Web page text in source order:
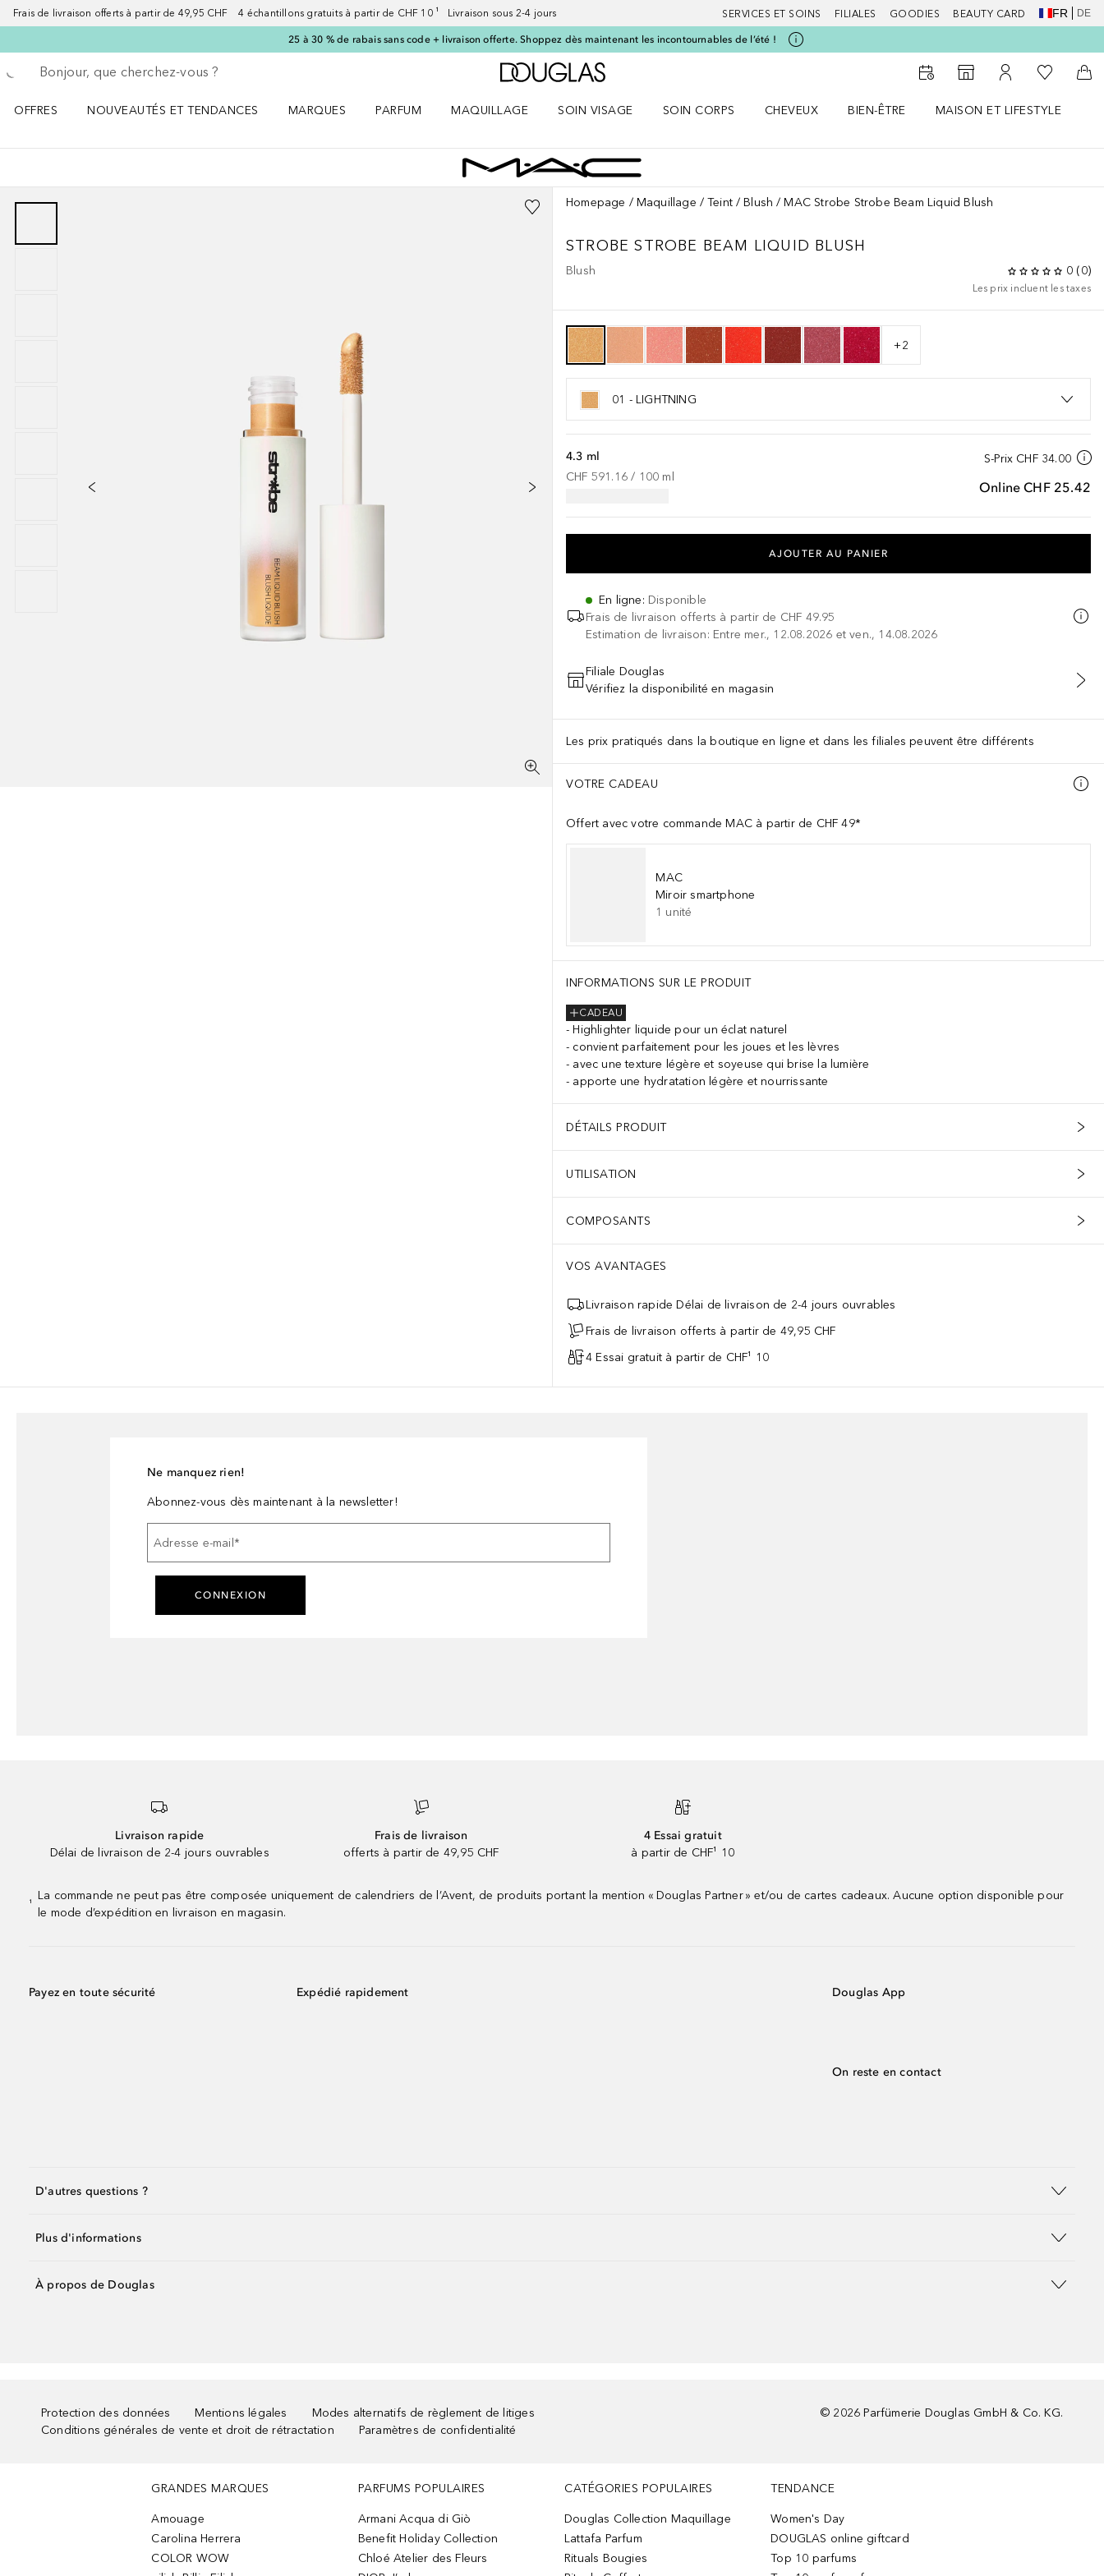
Frais de livraison offerts à partir de 49,95 CHF 4 échantillons gratuits à partir de CHF 10 ¹ Livraison sous 2-4 jours SERVICES ET SOINS FILIALES GOODIES BEAUTY CARD FR DE
25 à 30 % de rabais sans code + livraison offerte. Shoppez dès maintenant les incontournables de l’été !
Retourner
Exécuter la recherche
Vers l'accueil Douglas
Vers le Storefinder
Vers Mon Compte
Vers Ma
OFFRES
NOUVEAUTÉS ET TENDANCES
MARQUES
PARFUM
MAQUILLAGE
SOIN VISAGE
SOIN CORPS
CHEVEUX
BIEN-ÊTRE
MAISON ET LIFESTYLE
Homepage Maquillage Teint Blush MAC Strobe Strobe Beam Liquid Blush
STROBE STROBE BEAM LIQUID BLUSH
Blush 0 (0)
Les prix incluent les taxes
+2
01 - LIGHTNING
S-Prix CHF 34.00
Online CHF 25.42
4.3 ml
CHF 591.16 / 100 ml
AJOUTER AU PANIER
En ligne: Disponible
Frais de livraison offerts à partir de CHF 49.95
Estimation de livraison: Entre mer., 12.08.2026 et ven., 14.08.2026
Filiale Douglas
Vérifiez la disponibilité en magasin
Les prix pratiqués dans la boutique en ligne et dans les filiales peuvent être différents
VOTRE CADEAU
Offert avec votre commande MAC à partir de CHF 49*
MAC
Miroir smartphone
1 unité
INFORMATIONS SUR LE PRODUIT
CADEAU
Highlighter liquide pour un éclat naturel
convient parfaitement pour les joues et les lèvres
avec une texture légère et soyeuse qui brise la lumière
apporte une hydratation légère et nourrissante
DÉTAILS PRODUIT
UTILISATION
COMPOSANTS
VOS AVANTAGES
Livraison rapide Délai de livraison de 2-4 jours ouvrables
Frais de livraison offerts à partir de 49,95 CHF
4 Essai gratuit à partir de CHF¹ 10
Ne manquez rien!
Abonnez-vous dès maintenant à la newsletter!
Adresse e-mail *
CONNEXION
Livraison rapide
Délai de livraison de 2-4 jours ouvrables
Frais de livraison
offerts à partir de 49,95 CHF
4 Essai gratuit
à partir de CHF¹ 10
¹
La commande ne peut pas être composée uniquement de calendriers de l’Avent, de produits portant la mention « Douglas Partner » et/ou de cartes cadeaux. Aucune option disponible pour
le mode d’expédition en livraison en magasin.
Payez en toute sécurité Expédié rapidement Douglas App
On reste en contact
D'autres questions ?
Plus d'informations
À propos de Douglas
Protection des données Mentions légales
Modes alternatifs de règlement de litiges
Conditions générales de vente et droit de rétractation
Paramètres de confidentialité
© 2026 Parfümerie Douglas GmbH & Co. KG.
GRANDES MARQUES
Amouage
Carolina Herrera
COLOR WOW
PARFUMS POPULAIRES
Armani Acqua di Giò
Benefit Holiday Collection
Chloé Atelier des Fleurs
CATÉGORIES POPULAIRES
Douglas Collection Maquillage
Lattafa Parfum
Rituals Bougies
TENDANCE
Women's Day
DOUGLAS online giftcard
Top 10 parfums